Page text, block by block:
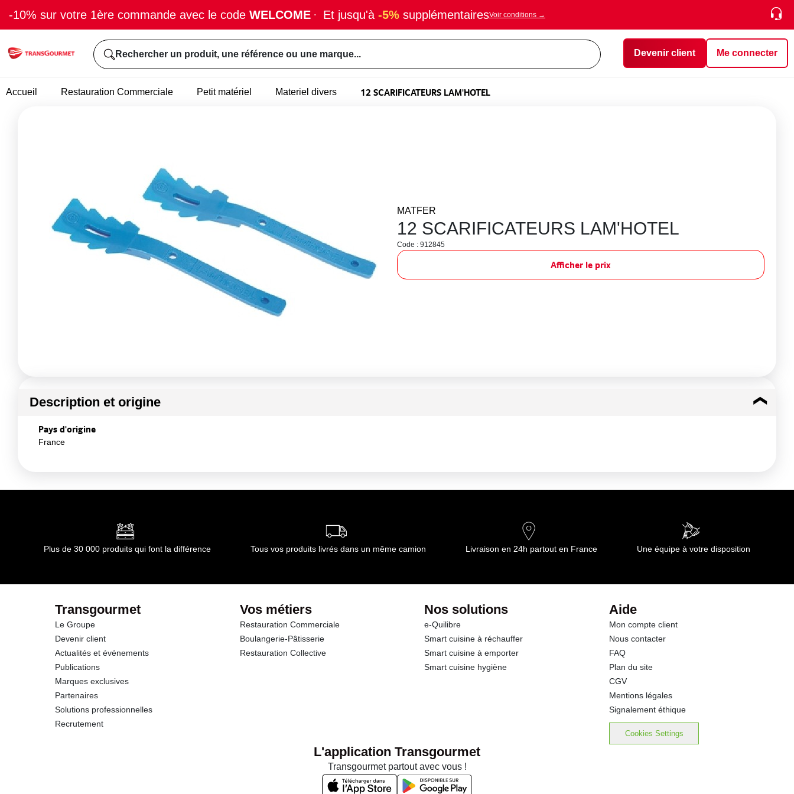
-10% sur votre 1ère commande avec le code WELCOME · Et jusqu'à -5% supplémentairesVoir conditions →
Rechercher un produit, une référence ou une marque... Devenir client Me connecter
Accueil Restauration Commerciale Petit matériel Materiel divers 12 SCARIFICATEURS LAM'HOTEL
MATFER
12 SCARIFICATEURS LAM'HOTEL
Code : 912845
Afficher le prix
Description et origine
Pays d'origine
France
Plus de 30 000 produits qui font la différence Tous vos produits livrés dans un même camion Livraison en 24h partout en France Une équipe à votre disposition
Transgourmet
Le Groupe
Devenir client
Actualités et événements
Publications
Marques exclusives
Partenaires
Solutions professionnelles
Recrutement
Vos métiers
Restauration Commerciale
Boulangerie-Pâtisserie
Restauration Collective
Nos solutions
e-Quilibre
Smart cuisine à réchauffer
Smart cuisine à emporter
Smart cuisine hygiène
Aide
Mon compte client
Nous contacter
FAQ
Plan du site
CGV
Mentions légales
Signalement éthique
Cookies Settings
L'application Transgourmet
Transgourmet partout avec vous !